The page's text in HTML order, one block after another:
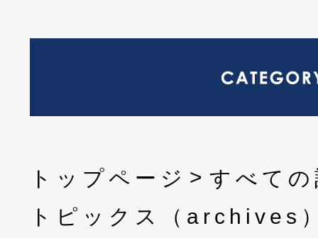
トップページ
すべて
トピックス（archives